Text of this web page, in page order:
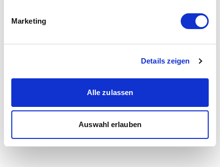
Marketing
Details zeigen
Alle zulassen
Auswahl erlauben